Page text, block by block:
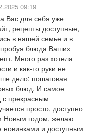
09:19
Вас для себя уже
рецепты доступные,
в нашей семье и в
блюда Ваших
Много раз хотела
и как-то руки не
дело: пошаговая
блюд. И самое
прекрасным
просто, доступно
Новым годом, желаю
и доступным